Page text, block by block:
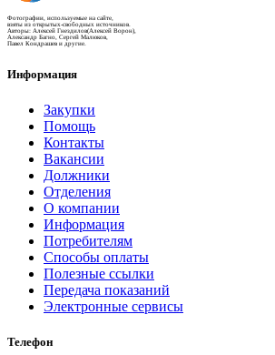
Фотографии, используемые на сайте,
взяты из открытых-свободных источников.
Авторы: Алексей Гнездилов(Алексей Ворон),
Александр Багно, Сергей Малюков,
Павел Кондрашев и другие.
Информация
Закупки
Помощь
Контакты
Вакансии
Должники
Отделения
О компании
Информация
Потребителям
Способы оплаты
Полезные ссылки
Передача показаний
Электронные сервисы
Телефон